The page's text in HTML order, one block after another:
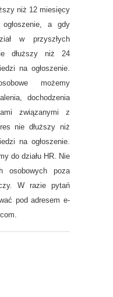
niż 12 miesięcy
a gdy
w przyszłych
dłuższy niż 24
na ogłoszenie.
możemy
dochodzenia
związanymi z
nie dłuższy niż
na ogłoszenie.
do działu HR. Nie
osobowych poza
W razie pytań
pod adresem e-